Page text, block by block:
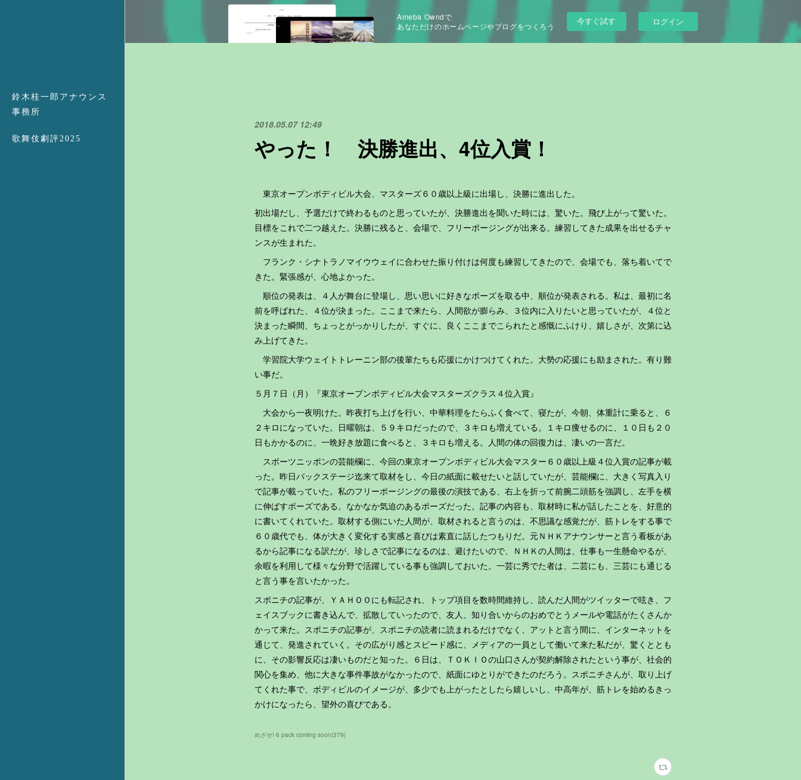
鈴木桂一郎アナウンス
事務所
歌舞伎劇評2025
Ameba Owndで
あなただけのホームページやブログをつくろう
今すぐ試す ログイン
2018.05.07 12:49
やった！ 決勝進出、4位入賞！
東京オープンボディビル大会、マスターズ６０歳以上級に出場し、決勝に進出した。
初出場だし、予選だけで終わるものと思っていたが、決勝進出を聞いた時には、驚いた。飛び上がって驚いた。
目標をこれで二つ越えた。決勝に残ると、会場で、フリーポージングが出来る。練習してきた成果を出せるチャ
ンスが生まれた。
フランク・シナトラノマイウウェイに合わせた振り付けは何度も練習してきたので、会場でも、落ち着いてで
きた。緊張感が、心地よかった。
順位の発表は、４人が舞台に登場し、思い思いに好きなポーズを取る中、順位が発表される。私は、最初に名
前を呼ばれた、４位が決まった。ここまで来たら、人間欲が膨らみ、３位内に入りたいと思っていたが、４位と
決まった瞬間、ちょっとがっかりしたが、すぐに、良くここまでこられたと感慨にふけり、嬉しさが、次第に込
み上げてきた。
学習院大学ウェイトトレーニン部の後輩たちも応援にかけつけてくれた。大勢の応援にも励まされた。有り難
い事だ。
５月７日（月）『東京オープンボディビル大会マスターズクラス４位入賞』
大会から一夜明けた。昨夜打ち上げを行い、中華料理をたらふく食べて、寝たが、今朝、体重計に乗ると、６
２キロになっていた。日曜朝は、５９キロだったので、３キロも増えている。１キロ痩せるのに、１０日も２０
日もかかるのに、一晩好き放題に食べると、３キロも増える。人間の体の回復力は、凄いの一言だ。
スポーツニッポンの芸能欄に、今回の東京オープンボディビル大会マスター６０歳以上級４位入賞の記事が載
った。昨日バックステージ迄来て取材をし、今日の紙面に載せたいと話していたが、芸能欄に、大きく写真入り
で記事が載っていた。私のフリーポージングの最後の演技である、右上を折って前腕二頭筋を強調し、左手を横
に伸ばすポーズである。なかなか気迫のあるポーズだった。記事の内容も、取材時に私が話したことを、好意的
に書いてくれていた。取材する側にいた人間が、取材されると言うのは、不思議な感覚だが、筋トレをする事で
６０歳代でも、体が大きく変化する実感と喜びは素直に話したつもりだ。元ＮＨＫアナウンサーと言う看板があ
るから記事になる訳だが、珍しさで記事になるのは、避けたいので、ＮＨＫの人間は、仕事も一生懸命やるが、
余暇を利用して様々な分野で活躍している事も強調しておいた。一芸に秀でた者は、二芸にも、三芸にも通じる
と言う事を言いたかった。
スポニチの記事が、ＹＡＨＯＯにも転記され、トップ項目を数時間維持し、読んだ人間がツイッターで呟き、フ
ェイスブックに書き込んで、拡散していったので、友人、知り合いからのおめでとうメールや電話がたくさんか
かって来た。スポニチの記事が、スポニチの読者に読まれるだけでなく、アットと言う間に、インターネットを
通じて、発進されていく。その広がり感とスピード感に、メディアの一員として働いて来た私だが、驚くととも
に、その影響反応は凄いものだと知った。６日は、ＴＯＫＩＯの山口さんが契約解除されたという事が、社会的
関心を集め、他に大きな事件事故がなかったので、紙面にゆとりができたのだろう。スポニチさんが、取り上げ
てくれた事で、ボディビルのイメージが、多少でも上がったとしたら嬉しいし、中高年が、筋トレを始めるきっ
かけになったら、望外の喜びである。
めざせ! 6 pack coming soon(379)